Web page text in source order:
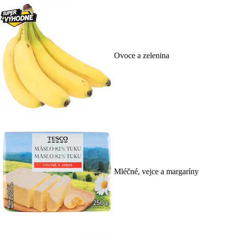
Ovoce a zelenina
Mléčné, vejce a margaríny